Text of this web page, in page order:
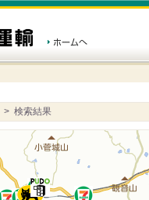
> 検索結果